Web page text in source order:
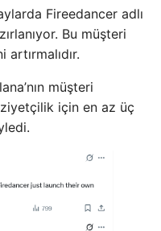
Fireedancer adlı
Bu müşteri
müşteri
için en az üç